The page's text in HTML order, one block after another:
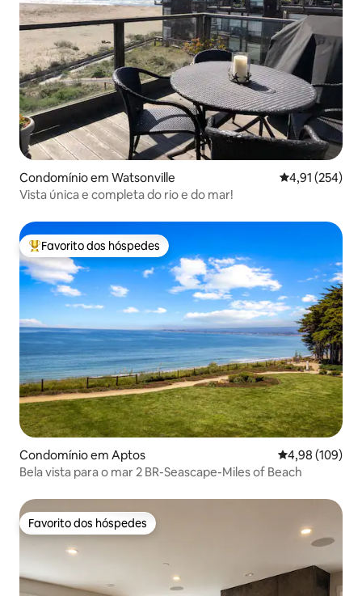
Condomínio em Watsonville Classificação
4,91 (254)
Vista única e completa do rio e do mar!
Favoritos dos hóspedes mais apreciados
Favorito dos hóspedes
Condomínio em Aptos Classificação
4,98 (109)
Bela vista para o mar 2 BR-Seascape-Miles of Beach
Favorito dos hóspedes
Favorito dos hóspedes